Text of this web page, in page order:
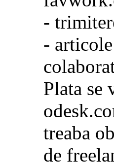
-
-
Plata se
treaba
de